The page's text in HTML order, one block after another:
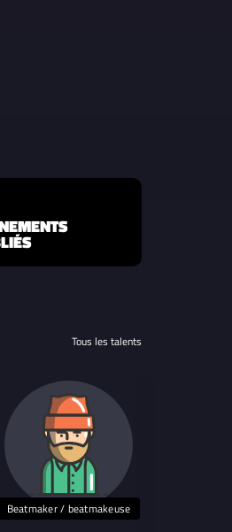
Tous les talents
Beatmaker / beatmakeuse